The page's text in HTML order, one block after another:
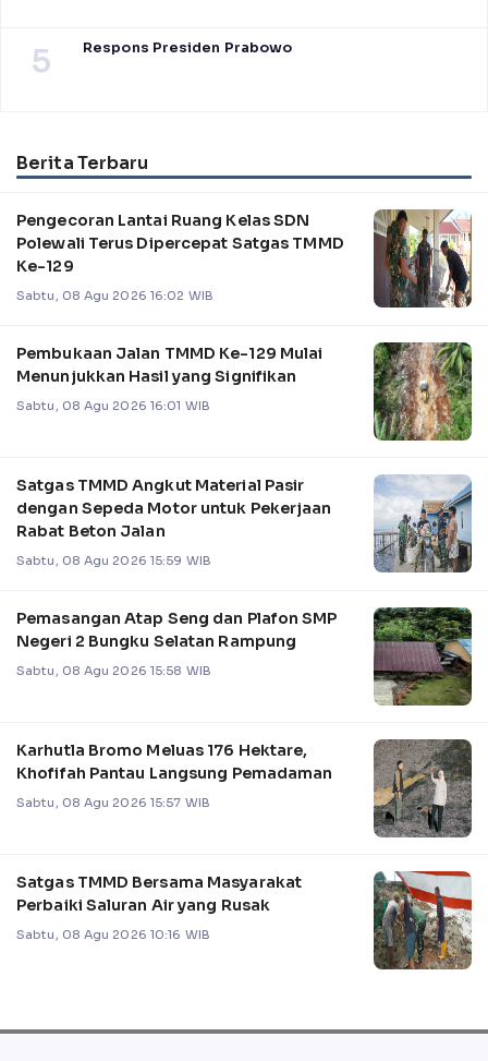
5 Respons Presiden Prabowo
Berita Terbaru
Pengecoran Lantai Ruang Kelas SDN
Polewali Terus Dipercepat Satgas TMMD
Ke-129
Sabtu, 08 Agu 2026 16:02 WIB
Pembukaan Jalan TMMD Ke-129 Mulai
Menunjukkan Hasil yang Signifikan
Sabtu, 08 Agu 2026 16:01 WIB
Satgas TMMD Angkut Material Pasir
dengan Sepeda Motor untuk Pekerjaan
Rabat Beton Jalan
Sabtu, 08 Agu 2026 15:59 WIB
Pemasangan Atap Seng dan Plafon SMP
Negeri 2 Bungku Selatan Rampung
Sabtu, 08 Agu 2026 15:58 WIB
Karhutla Bromo Meluas 176 Hektare,
Khofifah Pantau Langsung Pemadaman
Sabtu, 08 Agu 2026 15:57 WIB
Satgas TMMD Bersama Masyarakat
Perbaiki Saluran Air yang Rusak
Sabtu, 08 Agu 2026 10:16 WIB